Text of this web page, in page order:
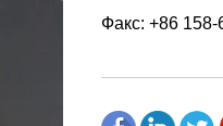
Факс: +86